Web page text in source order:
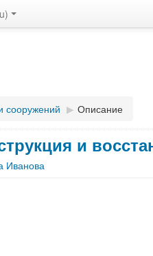
сооружений ▶︎ Описание
и
Иванова